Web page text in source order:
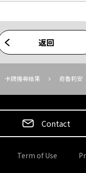
返回
卡牌搜尋結果 奇魯莉安
Contact
Term of Use